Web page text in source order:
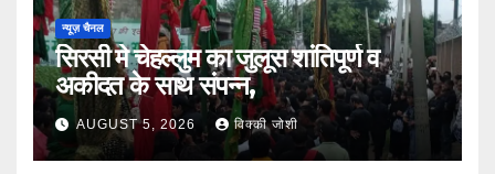
न्यूज़ चैनल
सिरसी मे चेहल्लुम का जुलूस शांतिपूर्ण व
अकीदत के साथ संपन्न,
AUGUST 5, 2026 विक्की जोशी